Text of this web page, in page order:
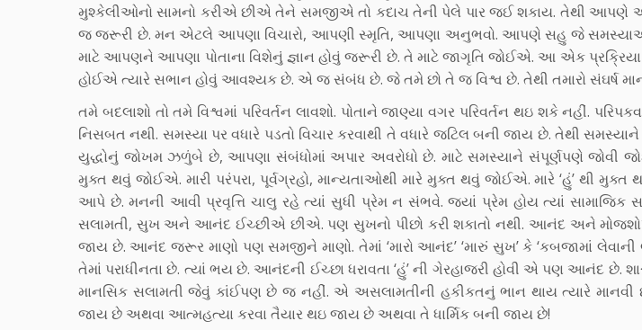
મુશ્કેલીઓનો સામનો કરીએ છીએ તેને સમજીએ તો કદાચ તેની પેલે પાર જઈ શકાય. તેથી આપણે
જ જરૂરી છે. મન એટલે આપણા વિચારો, આપણી સ્મૃતિ, આપણા અનુભવો. આપણે સહુ જે
માટે આપણને આપણા પોતાના વિશેનું જ્ઞાન હોવું જરૂરી છે. તે માટે જાગૃતિ જોઈએ. આ એક પ્રક્રિયા
હોઈએ ત્યારે સભાન હોવું આવશ્યક છે. એ જ સંબંધ છે. જે તમે છો તે જ વિશ્વ છે. તેથી તમારો સંઘર્ષ
તમે બદલાશો તો તમે વિશ્વમાં પરિવર્તન લાવશો. પોતાને જાણ્યા વગર પરિવર્તન થઇ શકે નહીં.
નિસબત નથી. સમસ્યા પર વધારે પડતો વિચાર કરવાથી તે વધારે જટિલ બની જાય છે. તેથી
યુદ્ધોનું જોખમ ઝળુંબે છે, આપણા સંબંધોમાં અપાર અવરોધો છે. માટે સમસ્યાને સંપૂર્ણપણે જોવી
મુક્ત થવું જોઈએ. મારી પરંપરા, પૂર્વગ્રહો, માન્યતાઓથી મારે મુક્ત થવું જોઈએ. મારે ‘હું’ થી મુક્ત
આપે છે. મનની આવી પ્રવૃત્તિ ચાલુ રહે ત્યાં સુધી પ્રેમ ન સંભવે. જ્યાં પ્રેમ હોય ત્યાં
સલામતી, સુખ અને આનંદ ઈચ્છીએ છીએ. પણ સુખનો પીછો કરી શકાતો નથી. આનંદ અને
જાય છે. આનંદ જરૂર માણો પણ સમજીને માણો. તેમાં ‘મારો આનંદ’ ‘મારું સુખ’ કે ‘કબજામાં
તેમાં પરાધીનતા છે. ત્યાં ભય છે. આનંદની ઈચ્છા ધરાવતા ‘હું’ ની ગેરહાજરી હોવી એ પણ આનંદ છે.
માનસિક સલામતી જેવું કાંઈપણ છે જ નહીં. એ અસલામતીની હકીકતનું ભાન થાય ત્યારે
જાય છે અથવા આત્મહત્યા કરવા તૈયાર થઇ જાય છે અથવા તે ધાર્મિક બની જાય છે!